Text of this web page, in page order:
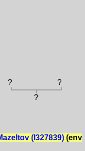
?
?
?
(I327839)(env